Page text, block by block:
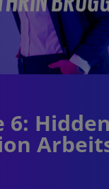
6: Hidden